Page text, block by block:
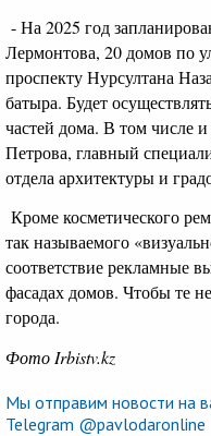
- На 2025 год
Лермонтова, 20 домов по
проспекту Нурсултана
батыра. Будет
частей дома. В том числе
Петрова, главный
отдела архитектуры и
Кроме косметического
так называемого
соответствие рекламные
фасадах домов. Чтобы те
города.
Фото Irbistv.kz
Мы отправим новости на
Telegram @pavlodaronline